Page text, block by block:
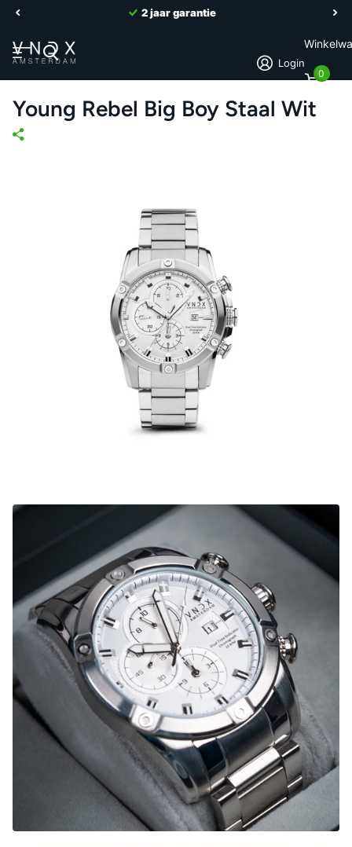
2 jaar garantie
Login
0
Young Rebel Big Boy Staal Wit